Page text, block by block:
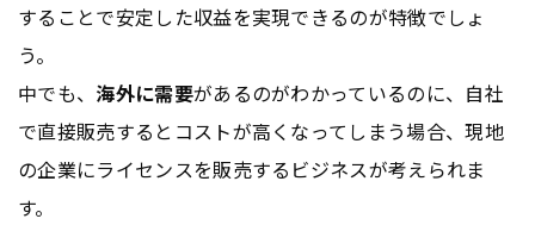
することで安定した収益を実現できるのが特徴でしょ
う。
中でも、 海外に需要があるのがわかっているのに、自社
で直接販売するとコストが高くなってしまう場合、現地
の企業にライセンスを販売するビジネスが考えられま
す。